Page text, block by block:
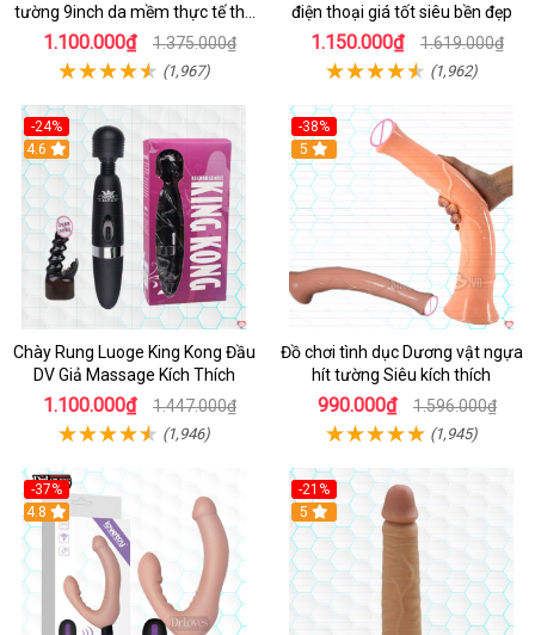
tường 9inch da mềm thực tế thú
vị
1.100.000₫ 1.375.000₫
(1,967)
điện thoại giá tốt siêu bền đẹp
1.150.000₫ 1.619.000₫
(1,962)
-24%
4.6
Chày Rung Luoge King Kong Đầu
DV Giả Massage Kích Thích
1.100.000₫ 1.447.000₫
(1,946)
-38%
Hot
5
Đồ chơi tình dục Dương vật ngựa
hít tường Siêu kích thích
990.000₫ 1.596.000₫
(1,945)
-37%
Hot
4.8
-21%
Hot
5